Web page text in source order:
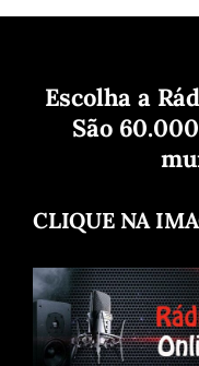
Escolha a
São
CLIQUE NA